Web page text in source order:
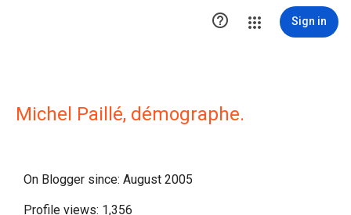
 Sign in
Michel Paillé, démographe.
On Blogger since: August 2005
Profile views: 1,356